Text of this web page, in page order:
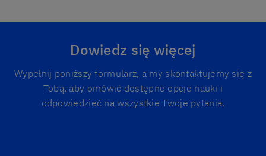
Dowiedz się więcej
Wypełnij poniższy formularz, a my skontaktujemy się z
Tobą, aby omówić dostępne opcje nauki i
odpowiedzieć na wszystkie Twoje pytania.